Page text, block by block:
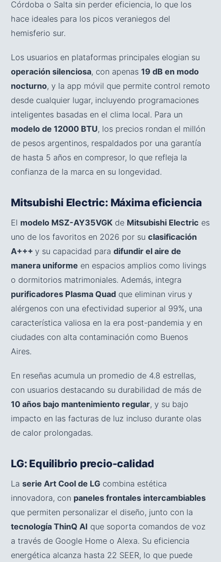
Córdoba o Salta sin perder eficiencia, lo que los
hace ideales para los picos veraniegos del
hemisferio sur.
Los usuarios en plataformas principales elogian su
operación silenciosa, con apenas 19 dB en modo
nocturno, y la app móvil que permite control remoto
desde cualquier lugar, incluyendo programaciones
inteligentes basadas en el clima local. Para un
modelo de 12000 BTU, los precios rondan el millón
de pesos argentinos, respaldados por una garantía
de hasta 5 años en compresor, lo que refleja la
confianza de la marca en su longevidad.
Mitsubishi Electric: Máxima eficiencia
El modelo MSZ-AY35VGK de Mitsubishi Electric es
uno de los favoritos en 2026 por su clasificación
A+++ y su capacidad para difundir el aire de
manera uniforme en espacios amplios como livings
o dormitorios matrimoniales. Además, integra
purificadores Plasma Quad que eliminan virus y
alérgenos con una efectividad superior al 99%, una
característica valiosa en la era post-pandemia y en
ciudades con alta contaminación como Buenos
Aires.
En reseñas acumula un promedio de 4.8 estrellas,
con usuarios destacando su durabilidad de más de
10 años bajo mantenimiento regular, y su bajo
impacto en las facturas de luz incluso durante olas
de calor prolongadas.
LG: Equilibrio precio-calidad
La serie Art Cool de LG combina estética
innovadora, con paneles frontales intercambiables
que permiten personalizar el diseño, junto con la
tecnología ThinQ AI que soporta comandos de voz
a través de Google Home o Alexa. Su eficiencia
energética alcanza hasta 22 SEER, lo que puede